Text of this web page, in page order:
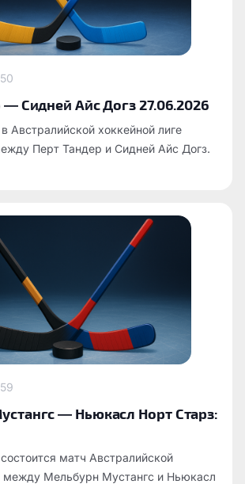
— Сидней Айс Догз 27.06.2026
Австралийской хоккейной лиге
Перт Тандер и Сидней Айс Догз.
— Ньюкасл Норт Старз:
матч Австралийской
между Мельбурн Мустангс и Ньюкасл